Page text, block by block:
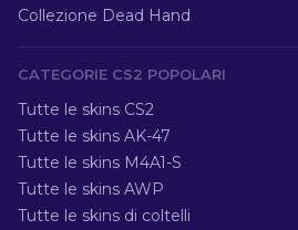
Collezione Dead Hand
CATEGORIE CS2 POPOLARI
Tutte le skins CS2
Tutte le skins AK-47
Tutte le skins M4A1-S
Tutte le skins AWP
Tutte le skins di coltelli